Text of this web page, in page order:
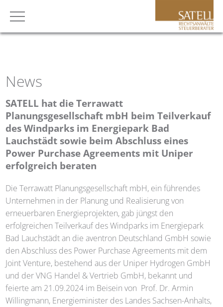
News
SATELL hat die Terrawatt
Planungsgesellschaft mbH beim Teilverkauf
des Windparks im Energiepark Bad
Lauchstädt sowie beim Abschluss eines
Power Purchase Agreements mit Uniper
erfolgreich beraten
Die Terrawatt Planungsgesellschaft mbH, ein führendes
Unternehmen in der Planung und Realisierung von
erneuerbaren Energieprojekten, gab jüngst den
erfolgreichen Teilverkauf des Windparks im Energiepark
Bad Lauchstädt an die aventron Deutschland GmbH sowie
den Abschluss des Power Purchase Agreements mit dem
Joint Venture, bestehend aus der Uniper Hydrogen GmbH
und der VNG Handel & Vertrieb GmbH, bekannt und
feierte am 21.09.2024 im Beisein von Prof. Dr. Armin
Willingmann, Energieminister des Landes Sachsen-Anhalts,